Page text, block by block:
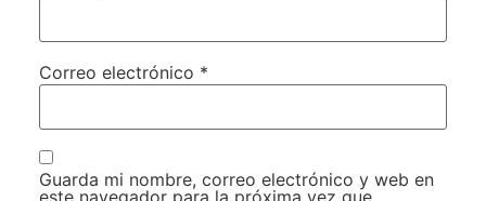
Correo electrónico *
Guarda mi nombre, correo electrónico y web en